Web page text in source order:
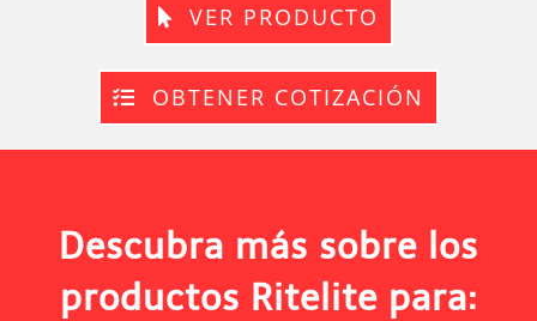
VER PRODUCTO
OBTENER COTIZACIÓN
Descubra más sobre los
productos Ritelite para: